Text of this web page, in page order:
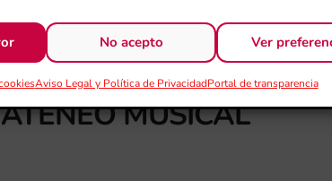
No acepto Ver
Aviso Legal y Política de PrivacidadPortal de transparencia
MUSICAL